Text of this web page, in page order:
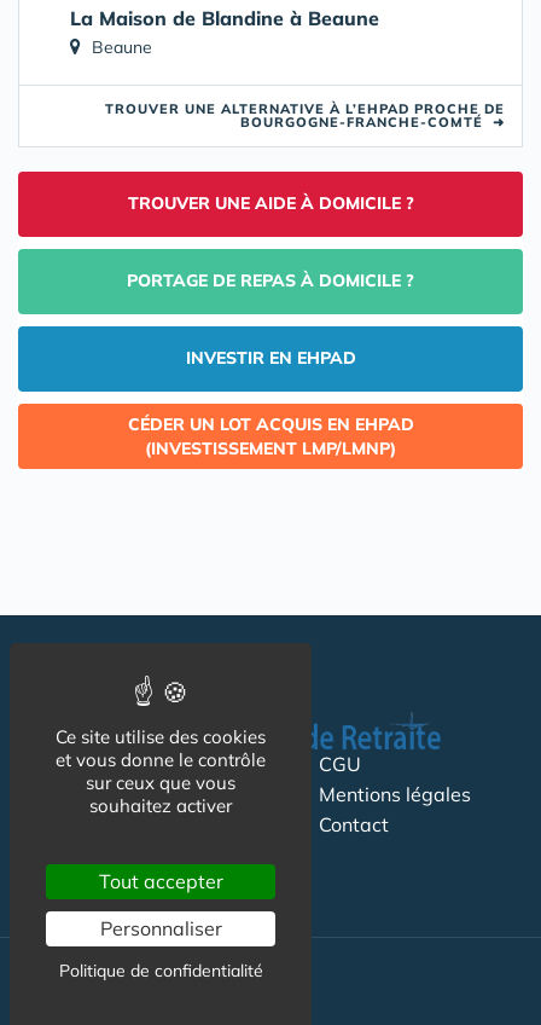
La Maison de Blandine à Beaune
Beaune
TROUVER UNE ALTERNATIVE À L’EHPAD PROCHE DE
BOURGOGNE-FRANCHE-COMTÉ ➜
TROUVER UNE AIDE À DOMICILE ?
PORTAGE DE REPAS À DOMICILE ?
INVESTIR EN EHPAD
CÉDER UN LOT ACQUIS EN EHPAD
(INVESTISSEMENT LMP/LMNP)
Suivez-nous
CGU
Mentions légales
Contact
Ce site utilise des cookies
et vous donne le contrôle
sur ceux que vous
souhaitez activer
Tout accepter
Personnaliser
Politique de confidentialité